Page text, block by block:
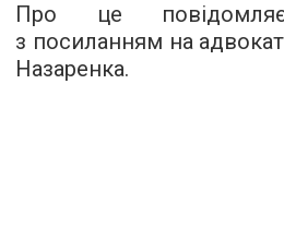
Про це повідомляє
з посиланням на
Назаренка.